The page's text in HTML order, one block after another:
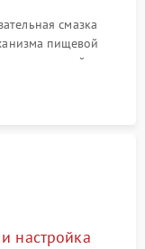
смазка
пищевой
программной
масел.
настройка